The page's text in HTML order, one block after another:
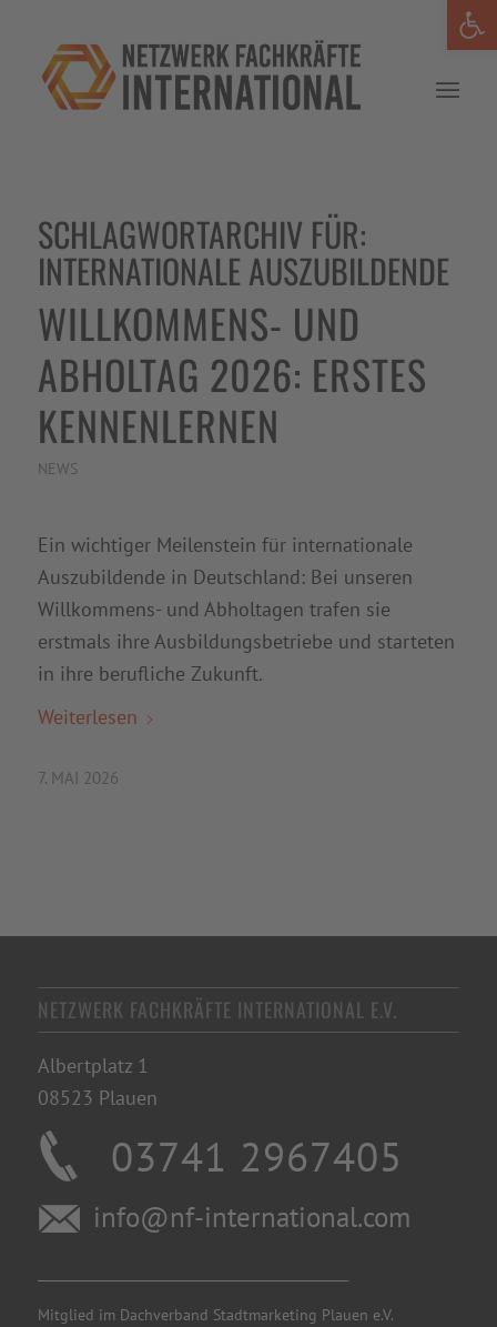
SCHLAGWORTARCHIV FÜR:
INTERNATIONALE AUSZUBILDENDE
WILLKOMMENS- UND
ABHOLTAG 2026: ERSTES
KENNENLERNEN
NEWS
Ein wichtiger Meilenstein für internationale
Auszubildende in Deutschland: Bei unseren
Willkommens- und Abholtagen trafen sie
erstmals ihre Ausbildungsbetriebe und starteten
in ihre berufliche Zukunft.
Weiterlesen
7. MAI 2026
NETZWERK FACHKRÄFTE INTERNATIONAL E.V.
Albertplatz 1
08523 Plauen
03741 2967405
info@nf-international.com
Mitglied im Dachverband Stadtmarketing Plauen e.V.